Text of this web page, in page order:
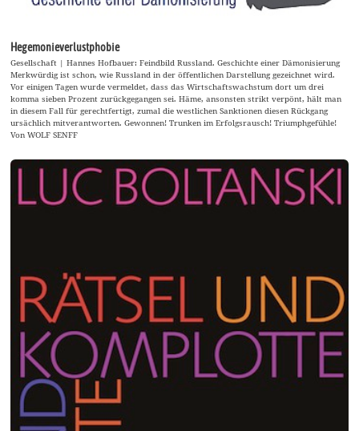
Hegemonieverlustphobie
Gesellschaft | Hannes Hofbauer: Feindbild Russland. Geschichte einer Dämonisierung
Merkwürdig ist schon, wie Russland in der öffentlichen Darstellung gezeichnet wird.
Vor einigen Tagen wurde vermeldet, dass das Wirtschaftswachstum dort um drei
komma sieben Prozent zurückgegangen sei. Häme, ansonsten strikt verpönt, hält man
in diesem Fall für gerechtfertigt, zumal die westlichen Sanktionen diesen Rückgang
ursächlich mitverantworten. Gewonnen! Trunken im Erfolgsrausch! Triumphgefühle!
Von WOLF SENFF